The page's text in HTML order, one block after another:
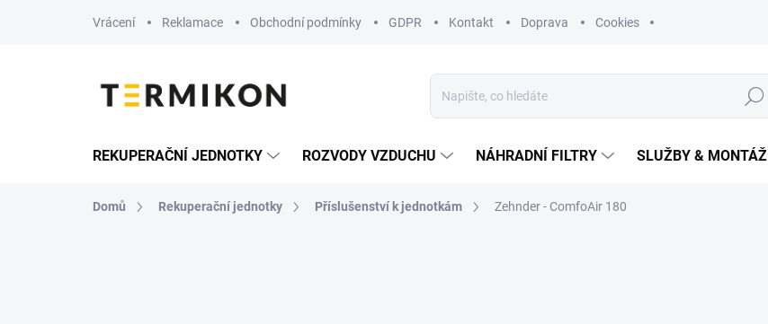
Vrácení Reklamace Obchodní podmínky GDPR Kontakt Doprava Cookies
Hledat
REKUPERAČNÍ JEDNOTKY ROZVODY VZDUCHU NÁHRADNÍ FILTRY SLUŽBY & MONTÁŽ
Domů Rekuperační jednotky Příslušenství k jednotkám Zehnder - ComfoAir 180